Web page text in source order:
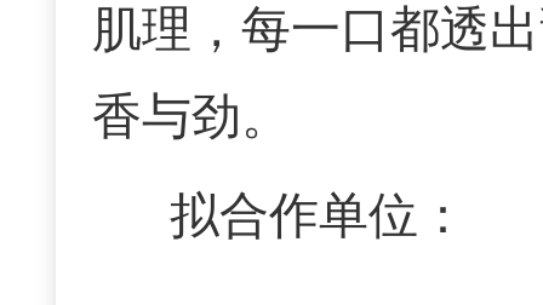
肌理，每一口都透
香与劲。
拟合作单位：